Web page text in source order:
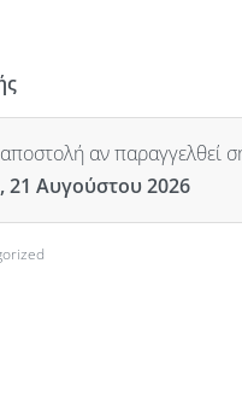
αν παραγγελθεί
21 Αυγούστου 2026